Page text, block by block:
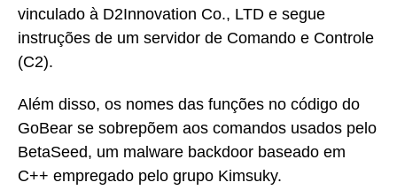
vinculado à D2Innovation Co., LTD e segue
instruções de um servidor de Comando e Controle
(C2).
Além disso, os nomes das funções no código do
GoBear se sobrepõem aos comandos usados pelo
BetaSeed, um malware backdoor baseado em
C++ empregado pelo grupo Kimsuky.